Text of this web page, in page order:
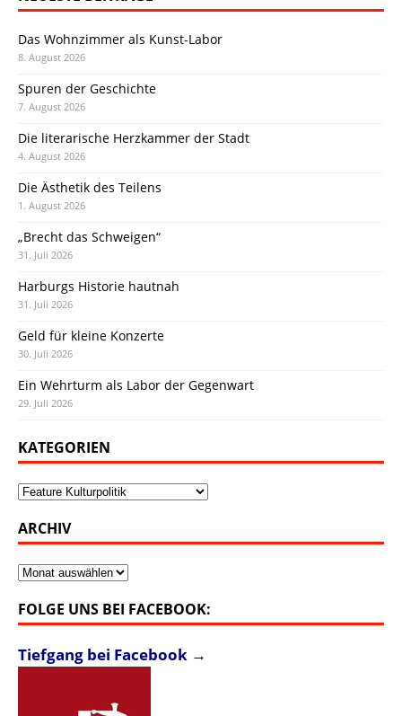
Das Wohnzimmer als Kunst-Labor
8. August 2026
Spuren der Geschichte
7. August 2026
Die literarische Herzkammer der Stadt
4. August 2026
Die Ästhetik des Teilens
1. August 2026
„Brecht das Schweigen“
31. Juli 2026
Harburgs Historie hautnah
31. Juli 2026
Geld für kleine Konzerte
30. Juli 2026
Ein Wehrturm als Labor der Gegenwart
29. Juli 2026
KATEGORIEN
Kategorien
ARCHIV
Archiv
FOLGE UNS BEI FACEBOOK:
Tiefgang bei Facebook →